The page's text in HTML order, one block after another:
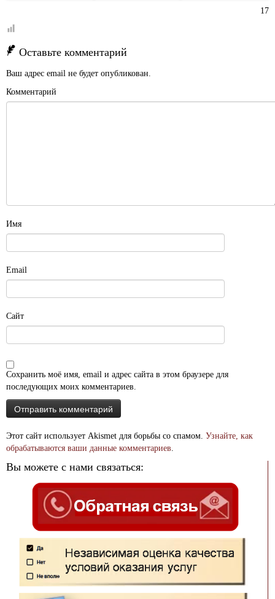
17
Оставьте комментарий
Ваш адрес email не будет опубликован.
Комментарий
Имя
Email
Сайт
Сохранить моё имя, email и адрес сайта в этом браузере для
последующих моих комментариев.
Этот сайт использует Akismet для борьбы со спамом. Узнайте, как
обрабатываются ваши данные комментариев.
Вы можете с нами связаться: